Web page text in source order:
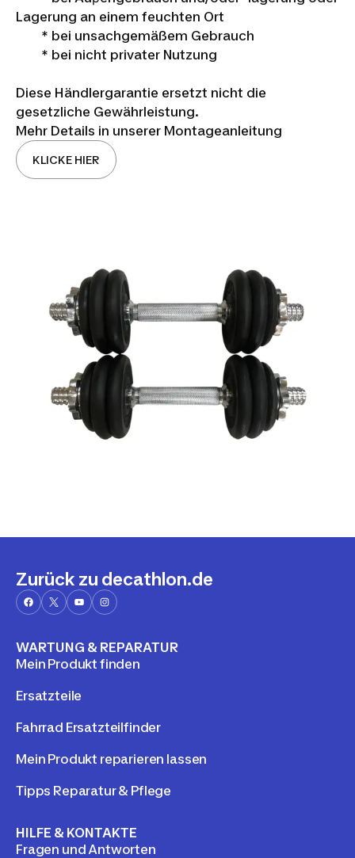
Lagerung an einem feuchten Ort
* bei unsachgemäßem Gebrauch
* bei nicht privater Nutzung
Diese Händlergarantie ersetzt nicht die
gesetzliche Gewährleistung.
Mehr Details in unserer Montageanleitung
KLICKE HIER
Zurück zu decathlon.de
WARTUNG & REPARATUR
Mein Produkt finden
Ersatzteile
Fahrrad Ersatzteilfinder
Mein Produkt reparieren lassen
Tipps Reparatur & Pflege
HILFE & KONTAKTE
Fragen und Antworten